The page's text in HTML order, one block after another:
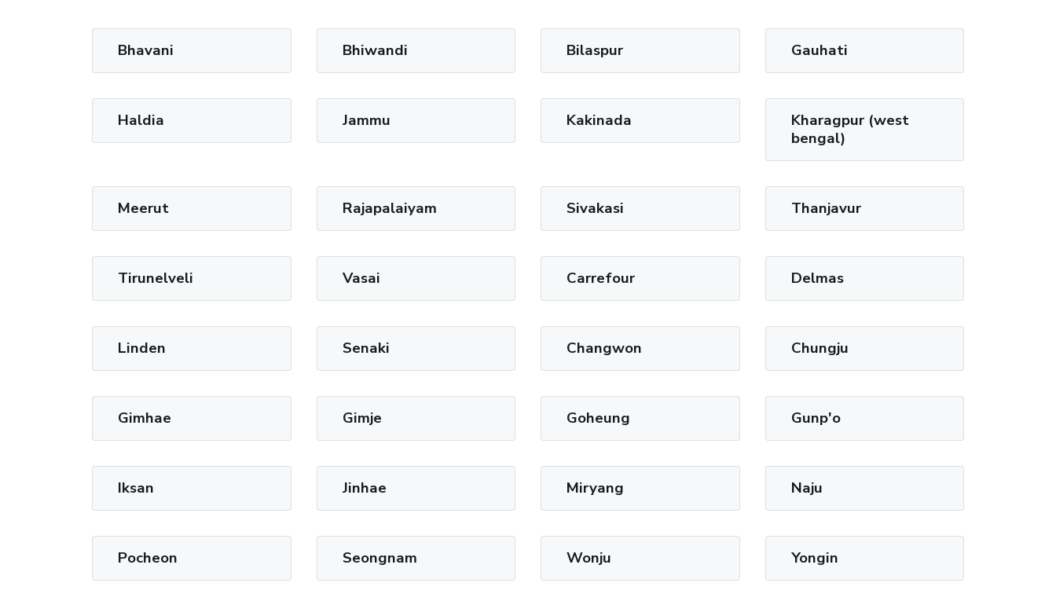
Bhavani Bhiwandi Bilaspur Gauhati
Haldia Jammu Kakinada
Kharagpur (west
bengal)
Meerut Rajapalaiyam Sivakasi Thanjavur
Tirunelveli Vasai Carrefour Delmas
Linden Senaki Changwon Chungju
Gimhae Gimje Goheung Gunp'o
Iksan Jinhae Miryang Naju
Pocheon Seongnam Wonju Yongin